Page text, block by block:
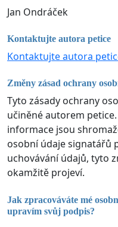
Jan Ondráček
Kontaktujte autora petice
Kontaktujte autora
Změny zásad ochrany
Tyto zásady ochrany
učiněné autorem
informace jsou
osobní údaje signatářů
uchovávání údajů, tyto
okamžitě projeví.
Jak zpracováváte mé
upravím svůj podpis?